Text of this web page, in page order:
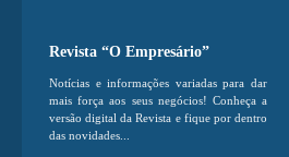
Revista “O Empresário”
Notícias e informações variadas para dar
mais força aos seus negócios! Conheça a
versão digital da Revista e fique por dentro
das novidades...